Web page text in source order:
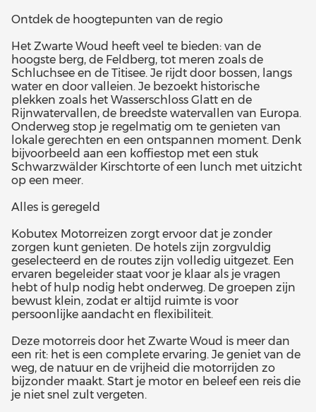
Ontdek de hoogtepunten van de regio
Het Zwarte Woud heeft veel te bieden: van de
hoogste berg, de Feldberg, tot meren zoals de
Schluchsee en de Titisee. Je rijdt door bossen, langs
water en door valleien. Je bezoekt historische
plekken zoals het Wasserschloss Glatt en de
Rijnwatervallen, de breedste watervallen van Europa.
Onderweg stop je regelmatig om te genieten van
lokale gerechten en een ontspannen moment. Denk
bijvoorbeeld aan een koffiestop met een stuk
Schwarzwälder Kirschtorte of een lunch met uitzicht
op een meer.
Alles is geregeld
Kobutex Motorreizen zorgt ervoor dat je zonder
zorgen kunt genieten. De hotels zijn zorgvuldig
geselecteerd en de routes zijn volledig uitgezet. Een
ervaren begeleider staat voor je klaar als je vragen
hebt of hulp nodig hebt onderweg. De groepen zijn
bewust klein, zodat er altijd ruimte is voor
persoonlijke aandacht en flexibiliteit.
Deze motorreis door het Zwarte Woud is meer dan
een rit: het is een complete ervaring. Je geniet van de
weg, de natuur en de vrijheid die motorrijden zo
bijzonder maakt. Start je motor en beleef een reis die
je niet snel zult vergeten.